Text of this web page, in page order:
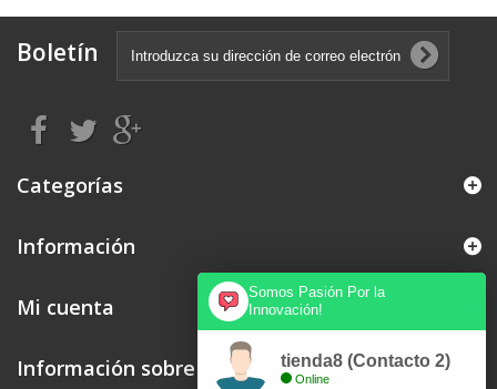
Boletín
Categorías
Información
Mi cuenta
Información sobre la tienda
Somos Pasión Por la
Innovación!
tienda8 (Contacto 2)
Online